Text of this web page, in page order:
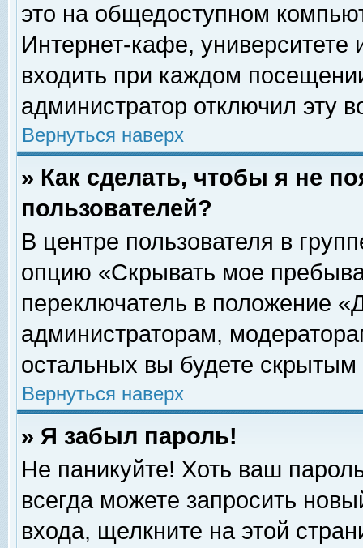
это на общедоступном
Интернет-кафе, университете
входить при каждом
администратор отключил эту
Вернуться наверх
» Как сделать, чтобы я не
пользователей?
В центре пользователя в
опцию «Скрывать мое
переключатель в положение
администраторам,
остальных вы будете скрытым
Вернуться наверх
» Я забыл пароль!
Не паникуйте! Хоть ваш
всегда можете запросить
входа, щелкните на этой